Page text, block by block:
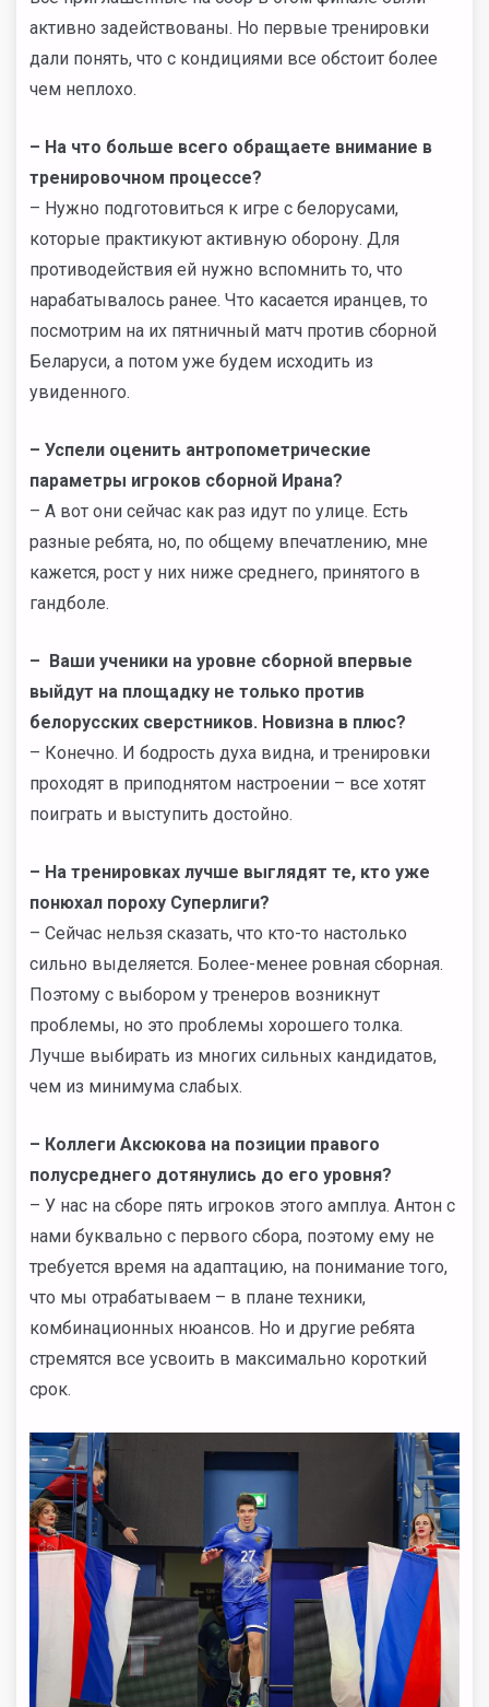
активно задействованы. Но первые тренировки
дали понять, что с кондициями все обстоит более
чем неплохо.
– На что больше всего обращаете внимание в
тренировочном процессе?
– Нужно подготовиться к игре с белорусами,
которые практикуют активную оборону. Для
противодействия ей нужно вспомнить то, что
нарабатывалось ранее. Что касается иранцев, то
посмотрим на их пятничный матч против сборной
Беларуси, а потом уже будем исходить из
увиденного.
– Успели оценить антропометрические
параметры игроков сборной Ирана?
– А вот они сейчас как раз идут по улице. Есть
разные ребята, но, по общему впечатлению, мне
кажется, рост у них ниже среднего, принятого в
гандболе.
– Ваши ученики на уровне сборной впервые
выйдут на площадку не только против
белорусских сверстников. Новизна в плюс?
– Конечно. И бодрость духа видна, и тренировки
проходят в приподнятом настроении – все хотят
поиграть и выступить достойно.
– На тренировках лучше выглядят те, кто уже
понюхал пороху Суперлиги?
– Сейчас нельзя сказать, что кто-то настолько
сильно выделяется. Более-менее ровная сборная.
Поэтому с выбором у тренеров возникнут
проблемы, но это проблемы хорошего толка.
Лучше выбирать из многих сильных кандидатов,
чем из минимума слабых.
– Коллеги Аксюкова на позиции правого
полусреднего дотянулись до его уровня?
– У нас на сборе пять игроков этого амплуа. Антон с
нами буквально с первого сбора, поэтому ему не
требуется время на адаптацию, на понимание того,
что мы отрабатываем – в плане техники,
комбинационных нюансов. Но и другие ребята
стремятся все усвоить в максимально короткий
срок.